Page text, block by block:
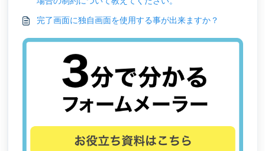
完了画面に独自画面を使用する事が出来ますか？